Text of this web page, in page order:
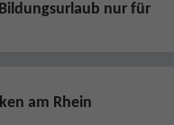
nur für
am Rhein